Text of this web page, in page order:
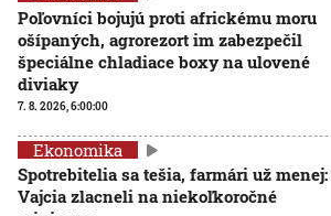
Poľovníci bojujú proti africkému moru
ošípaných, agrorezort im zabezpečil
špeciálne chladiace boxy na ulovené
diviaky
7. 8. 2026, 6:00:00
Ekonomika
Spotrebitelia sa tešia, farmári už menej:
Vajcia zlacneli na niekoľkoročné